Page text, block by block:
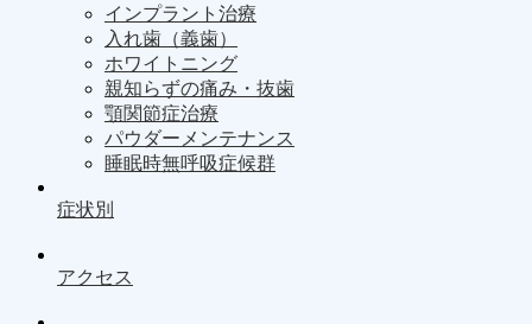
インプラント治療
入れ歯（義歯）
ホワイトニング
親知らずの痛み・抜歯
顎関節症治療
パウダーメンテナンス
睡眠時無呼吸症候群
症状別
アクセス